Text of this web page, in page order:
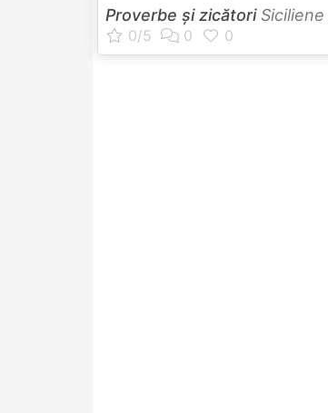
Proverbe și zicătoriSiciliene